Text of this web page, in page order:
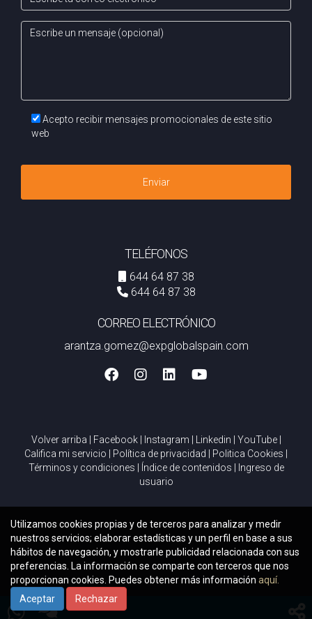
Acepto recibir mensajes promocionales de este sitio
web
Enviar
TELÉFONOS
644 64 87 38
644 64 87 38
CORREO ELECTRÓNICO
arantza.gomez@expglobalspain.com
Volver arriba Facebook| Instagram Linkedin YouTube|
Califica mi servicio
Política de privacidad Politica Cookies
Términos y condiciones
Índice de contenidos
Ingreso de
usuario
Utilizamos cookies propias y de terceros para analizar y medir
nuestros servicios; elaborar estadísticas y un perfil en base a sus
hábitos de navegación, y mostrarle publicidad relacionada con sus
preferencias. La información se comparte con terceros que nos
proporcionan cookies. Puedes obtener más información aquí.
Aceptar
Rechazar